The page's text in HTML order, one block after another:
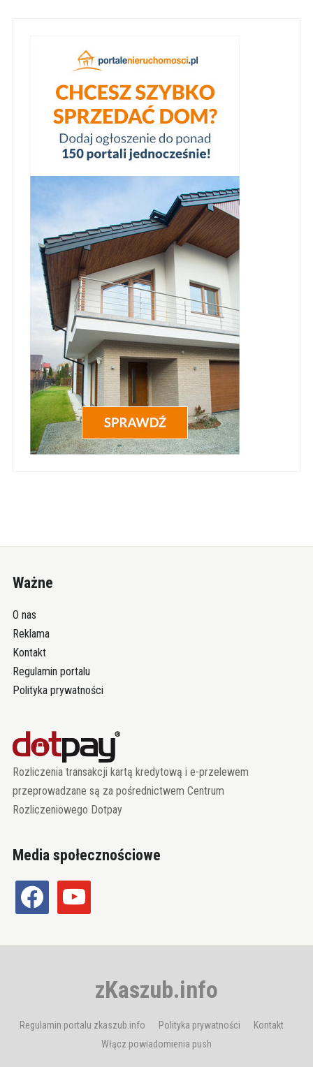
Ważne
O nas
Reklama
Kontakt
Regulamin portalu
Polityka prywatności
Rozliczenia transakcji kartą kredytową i e-przelewem
przeprowadzane są za pośrednictwem Centrum
Rozliczeniowego Dotpay
Media społecznościowe
facebook youtube
zKaszub.info
Regulamin portalu zkaszub.info Polityka prywatności
Kontakt
Włącz powiadomienia push